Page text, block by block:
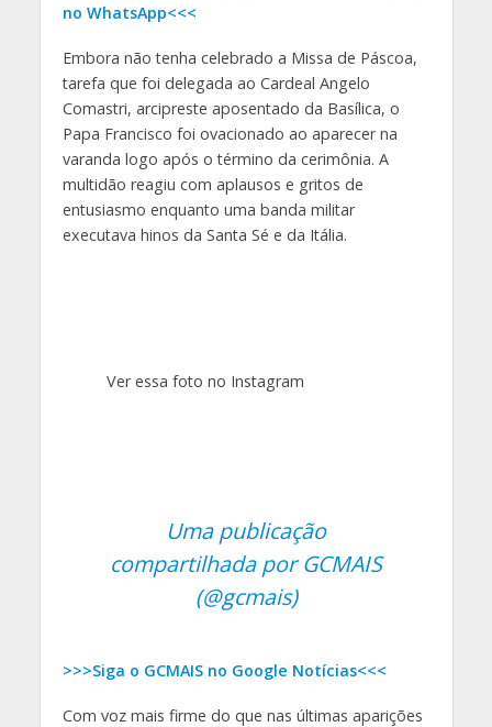
no WhatsApp<<<
Embora não tenha celebrado a Missa de Páscoa,
tarefa que foi delegada ao Cardeal Angelo
Comastri, arcipreste aposentado da Basílica, o
Papa Francisco foi ovacionado ao aparecer na
varanda logo após o término da cerimônia. A
multidão reagiu com aplausos e gritos de
entusiasmo enquanto uma banda militar
executava hinos da Santa Sé e da Itália.
Ver essa foto no Instagram
Uma publicação
compartilhada por GCMAIS
(@gcmais)
>>>Siga o GCMAIS no Google Notícias<<<
Com voz mais firme do que nas últimas aparições